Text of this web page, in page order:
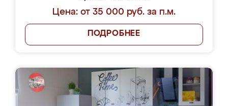
Цена: от 35 000 руб. за п.м.
ПОДРОБНЕЕ